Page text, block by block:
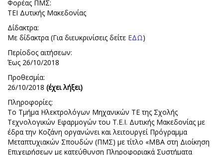
Φορέας ΠΜΣ:
ΤΕΙ Δυτικής Μακεδονίας
Δίδακτρα:
Με δίδακτρα (Για διευκρινίσεις δείτε ΕΔΩ)
Περίοδος αιτήσεων:
Έως 26/10/2018
Προθεσμία:
26/10/2018 (έχει λήξει)
Πληροφορίες:
Το Τμήμα Ηλεκτρολόγων Μηχανικών ΤΕ της Σχολής
Τεχνολογικών Εφαρμογών του Τ.Ε.Ι. Δυτικής Μακεδονίας με
έδρα την Κοζάνη οργανώνει και λειτουργεί Πρόγραμμα
Μεταπτυχιακών Σπουδών (ΠΜΣ) με τίτλο «ΜΒΑ στη Διοίκηση
Επιχειρήσεων με κατεύθυνση Πληροφοριακά Συστήματα